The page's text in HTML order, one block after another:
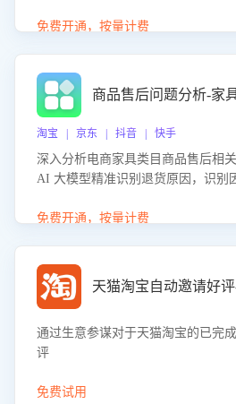
置差评防控，提升客户满意度。
免费开通，按量计费
商品售后问题分析-家
淘宝 | 京东 | 抖音 | 快手
深入分析电商家具类目商品售后相
AI 大模型精准识别退货原因，识别
力商家优化产品或服务，实现销售额
免费开通，按量计费
天猫淘宝自动邀请好
通过生意参谋对于天猫淘宝的已完
评
免费试用